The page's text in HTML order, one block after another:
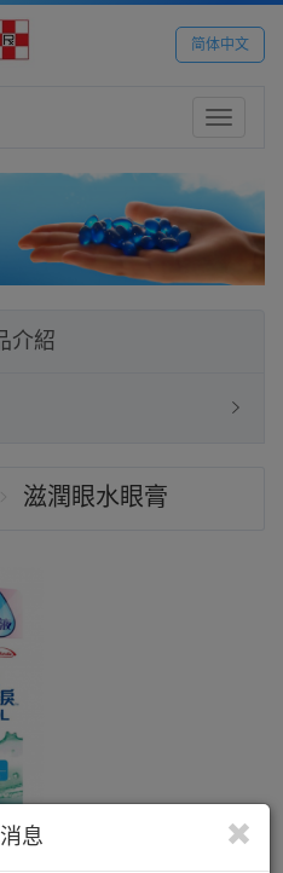
简体中文
Toggle
息
介紹
滋潤眼水眼膏